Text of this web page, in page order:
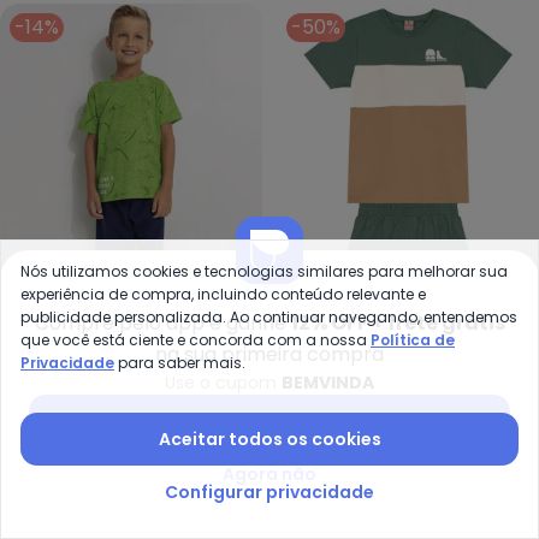
-14%
Fakini - Conjunto Infantil
FAKINI
R$ 59,99 R$ 69,99
ou R$ 29,99semjuros
-50%
de Skate (Verde)
BRANDILI
R$ 64,99
ou2xdeR$ 32,49 juros
-60%
Compre pelo app e ganhe12% OFF + frete grátis
na sua primeira compra
Nós utilizamos cookies e tecnologias similares para melhorar sua
experiência de compra, incluindo conteúdo relevante e
publicidade personalizada. Ao continuar navegando, entendemos
que você está ciente e concorda com a nossa Política de
Privacidadepara saber mais.
Aceitar todos os cookies
Configurar privacidade